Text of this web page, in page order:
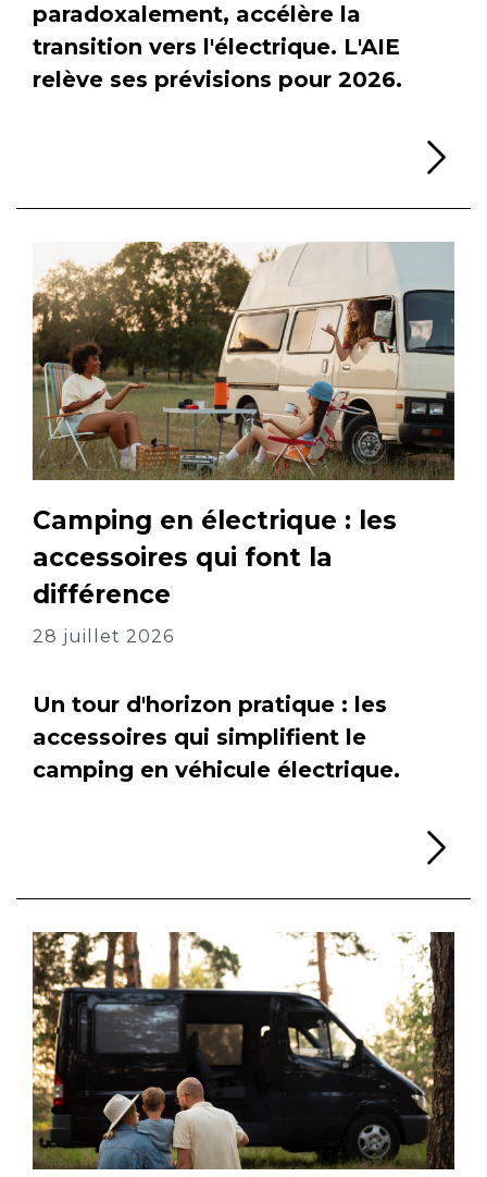
paradoxalement, accélère la
transition vers l'électrique. L'AIE
relève ses prévisions pour 2026.
Camping en électrique : les
accessoires qui font la
différence
28 juillet 2026
Un tour d'horizon pratique : les
accessoires qui simplifient le
camping en véhicule électrique.